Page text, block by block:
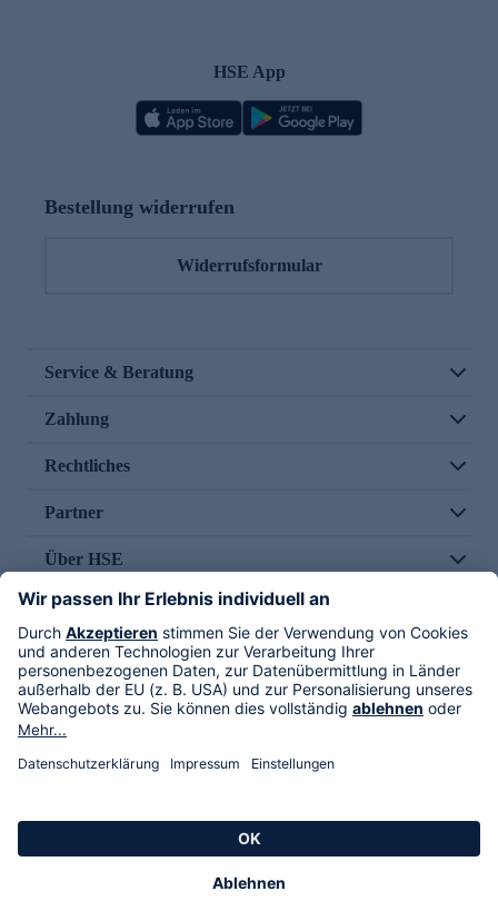
HSE App
Bestellung widerrufen
Widerrufsformular
Service & Beratung
Zahlung
Rechtliches
Partner
Über HSE
Im TV
HSE International